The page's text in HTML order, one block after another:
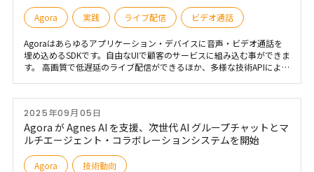
Agora 実践 ライブ配信 ビデオ通話
Agoraはあらゆるアプリケーション・デバイスに音声・ビデオ通話を
埋め込めるSDKです。自由なUIで顧客のサービスに組み込む事ができま
す。 高画質で低遅延のライブ配信ができるほか、多様な技術APIによる
オンライン教育、メタバースなどで活用されています。それに加えて
運用保守面においてはお客様にどのようにサポートを提供しているの
かを紹介いたします。
2025年09月05日
Agora が Agnes AI を支援、次世代 AI グループチャットとマ
ルチエージェント・コラボレーションシステムを開始
Agora 技術動向